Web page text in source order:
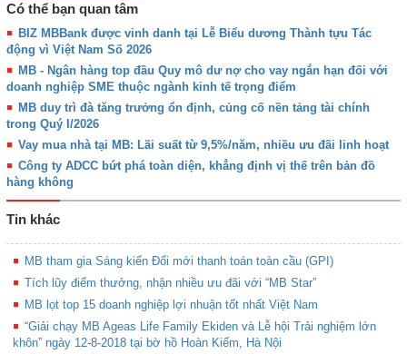
Có thể bạn quan tâm
BIZ MBBank được vinh danh tại Lễ Biểu dương Thành tựu Tác
động vì Việt Nam Số 2026
MB - Ngân hàng top đầu Quy mô dư nợ cho vay ngắn hạn đối với
doanh nghiệp SME thuộc ngành kinh tế trọng điểm
MB duy trì đà tăng trưởng ổn định, củng cố nền tảng tài chính
trong Quý I/2026
Vay mua nhà tại MB: Lãi suất từ 9,5%/năm, nhiều ưu đãi linh hoạt
Công ty ADCC bứt phá toàn diện, khẳng định vị thế trên bản đồ
hàng không
Tin khác
MB tham gia Sáng kiến Đổi mới thanh toán toàn cầu (GPI)
Tích lũy điểm thưởng, nhận nhiều ưu đãi với “MB Star”
MB lọt top 15 doanh nghiệp lợi nhuận tốt nhất Việt Nam
“Giải chạy MB Ageas Life Family Ekiden và Lễ hội Trải nghiệm lớn
khôn” ngày 12-8-2018 tại bờ hồ Hoàn Kiếm, Hà Nội